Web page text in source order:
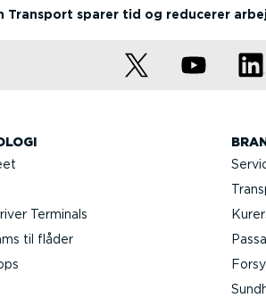
Transport sparer tid og reducerer
Terminals
til flåder